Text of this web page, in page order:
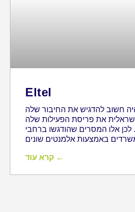
Eltel
חשוב להדגיש את החיבור שלה
את פריסת הפעילות שלה
אלו המסרים שהודגשו ברחבי
באמצעות אלמנטים שונים
קרא עוד ←